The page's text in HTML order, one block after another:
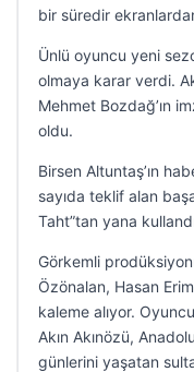
bir süredir
Ünlü oyuncu yeni
olmaya karar verdi.
Mehmet Bozdağ’ın
oldu.
Birsen Altuntaş’ın
sayıda teklif alan
Taht”tan yana
Görkemli
Özönalan, Hasan
kaleme alıyor.
Akın Akınözü,
günlerini yaşatan